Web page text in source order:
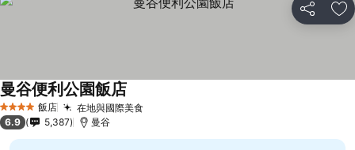
分享 加
4 星級 飯店 在地與國際美食
曼谷便利公園飯店
6.9 5,387 曼谷